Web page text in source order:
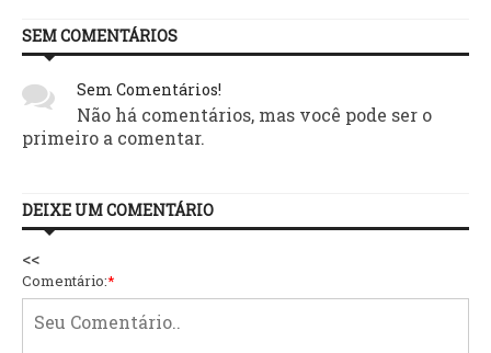
SEM COMENTÁRIOS
Sem Comentários!
Não há comentários, mas você pode ser o
primeiro a comentar.
DEIXE UM COMENTÁRIO
<<
Comentário:*